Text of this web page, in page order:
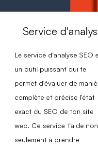
Service
Le service d'analyse SEO
un outil puissant qui te
permet d'évaluer de
complète et précise l'état
exact du SEO de ton site
web. Ce service t'aide non
seulement à prendre